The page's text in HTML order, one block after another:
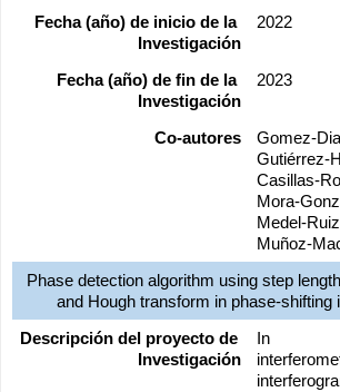
Fecha (año) de inicio de la
Investigación
2022
Fecha (año) de fin de la
Investigación
2023
Co-autores
Gomez-
Gutiérrez-
Casillas-
Mora-
Medel-
Muñoz-
Phase detection algorithm using step
and Hough transform in phase-shifting
Descripción del proyecto de
Investigación
In